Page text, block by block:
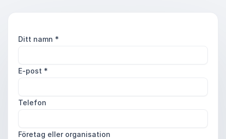
Ditt namn *
E-post *
Telefon
Företag eller organisation